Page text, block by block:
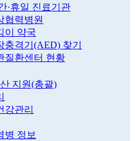
·휴일 진료기관
협력병원
이 약국
충격기(AED) 찾기
질환센터 현황
지원(총괄)
강관리
병 정보